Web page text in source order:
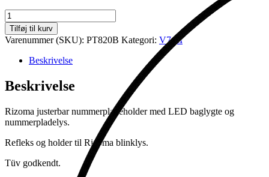
Nummerplade
holder
V7
III
antal
Tilføj til kurv
Varenummer (SKU): PT820B Kategori: V7 III
Beskrivelse
Beskrivelse
Rizoma justerbar nummerpladeholder med LED baglygte og
nummerpladelys.
Refleks og holder til Rizoma blinklys.
Tüv godkendt.